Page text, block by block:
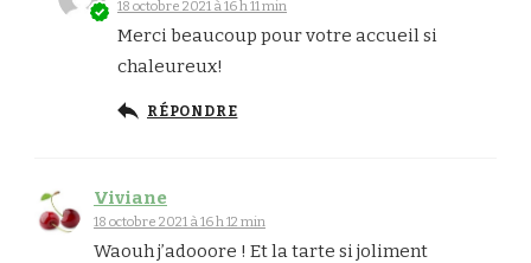
18 octobre 2021 à 16 h 11 min
Merci beaucoup pour votre accueil si
chaleureux!
RÉPONDRE
Viviane
18 octobre 2021 à 16 h 12 min
Waouh j’adooore ! Et la tarte si joliment